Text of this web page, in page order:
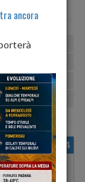
U:
U:78% 86%
U:89%
13 VEN 14
ancora